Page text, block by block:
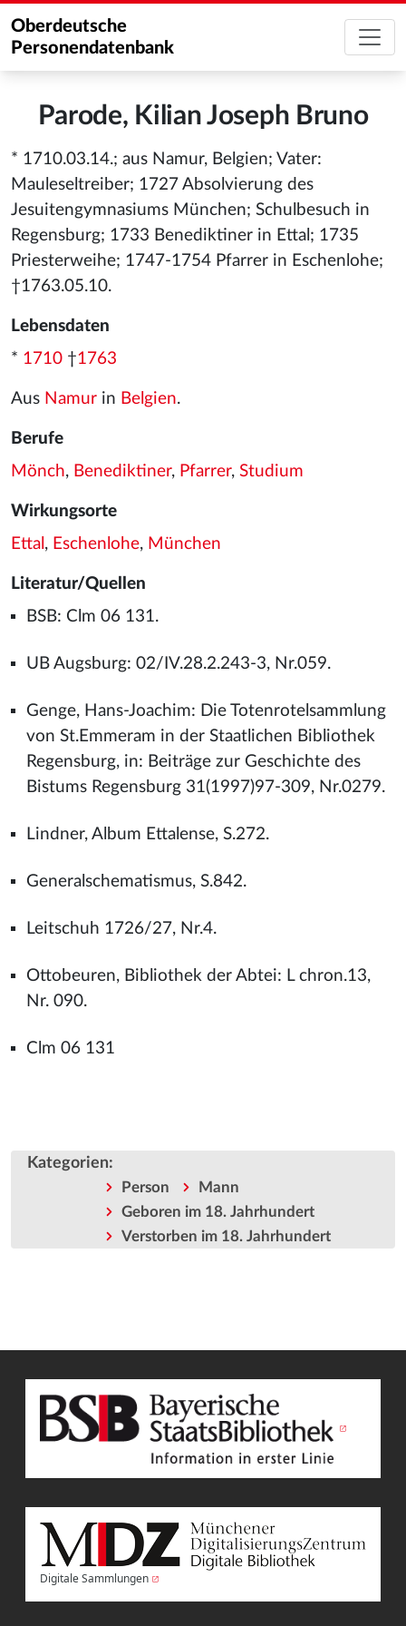
Oberdeutsche
Personendatenbank
Parode, Kilian Joseph Bruno
* 1710.03.14.; aus Namur, Belgien; Vater:
Mauleseltreiber; 1727 Absolvierung des
Jesuitengymnasiums München; Schulbesuch in
Regensburg; 1733 Benediktiner in Ettal; 1735
Priesterweihe; 1747-1754 Pfarrer in Eschenlohe;
†1763.05.10.
Lebensdaten
* 1710 †1763
Aus Namur in Belgien.
Berufe
Mönch, Benediktiner, Pfarrer, Studium
Wirkungsorte
Ettal , Eschenlohe, München
Literatur/Quellen
BSB: Clm 06 131.
UB Augsburg: 02/IV.28.2.243-3, Nr.059.
Genge, Hans-Joachim: Die Totenrotelsammlung
von St.Emmeram in der Staatlichen Bibliothek
Regensburg, in: Beiträge zur Geschichte des
Bistums Regensburg 31(1997)97-309, Nr.0279.
Lindner, Album Ettalense, S.272.
Generalschematismus, S.842.
Leitschuh 1726/27, Nr.4.
Ottobeuren, Bibliothek der Abtei: L chron.13,
Nr. 090.
Clm 06 131
Kategorien:
Person
Mann
Geboren im 18. Jahrhundert
Verstorben im 18. Jahrhundert
Digitale Sammlungen